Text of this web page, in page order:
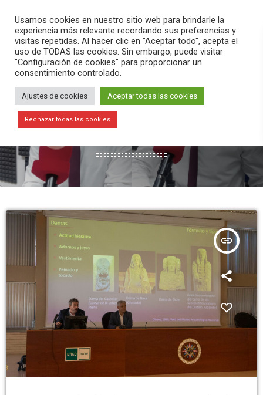
search menu pause PLAY
MES: OCTUBRE 2022
insert_link
Usamos cookies en nuestro sitio web para brindarle la
experiencia más relevante recordando sus preferencias y
visitas repetidas. Al hacer clic en "Aceptar todo", acepta el
uso de TODAS las cookies. Sin embargo, puede visitar
"Configuración de cookies" para proporcionar un
consentimiento controlado.
Ajustes de cookies Aceptar todas las cookies
Rechazar todas las cookies